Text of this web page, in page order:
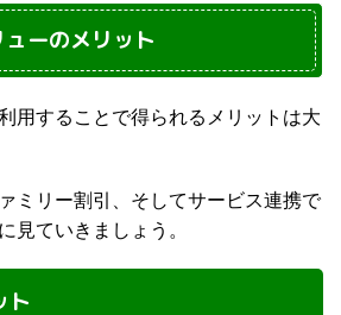
ーのメリット
用することで得られるメリットは大
ミリー割引、そしてサービス連携で
見ていきましょう。
ト